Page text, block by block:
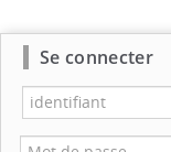
Nouvelle recherche
Se connecter